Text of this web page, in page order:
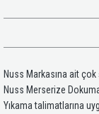
Nuss Markasına ait çok
Nuss Merserize
Yıkama talimatlarına